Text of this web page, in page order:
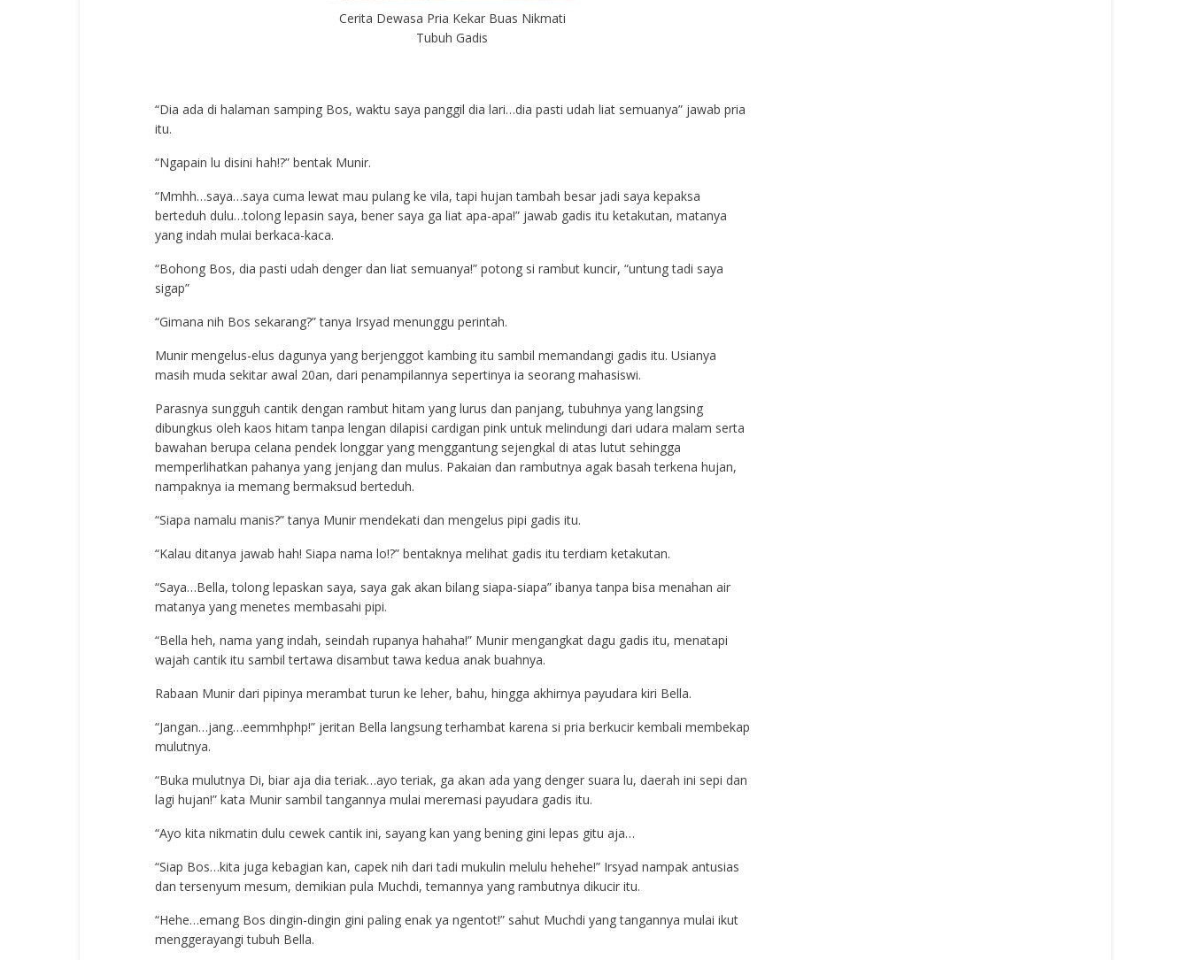
Cerita Dewasa Pria Kekar Buas Nikmati
Tubuh Gadis
“Dia ada di halaman samping Bos, waktu saya panggil dia lari…dia pasti udah liat semuanya” jawab pria
itu.
“Ngapain lu disini hah!?” bentak Munir.
“Mmhh…saya…saya cuma lewat mau pulang ke vila, tapi hujan tambah besar jadi saya kepaksa
berteduh dulu…tolong lepasin saya, bener saya ga liat apa-apa!” jawab gadis itu ketakutan, matanya
yang indah mulai berkaca-kaca.
“Bohong Bos, dia pasti udah denger dan liat semuanya!” potong si rambut kuncir, “untung tadi saya
sigap”
“Gimana nih Bos sekarang?” tanya Irsyad menunggu perintah.
Munir mengelus-elus dagunya yang berjenggot kambing itu sambil memandangi gadis itu. Usianya
masih muda sekitar awal 20an, dari penampilannya sepertinya ia seorang mahasiswi.
Parasnya sungguh cantik dengan rambut hitam yang lurus dan panjang, tubuhnya yang langsing
dibungkus oleh kaos hitam tanpa lengan dilapisi cardigan pink untuk melindungi dari udara malam serta
bawahan berupa celana pendek longgar yang menggantung sejengkal di atas lutut sehingga
memperlihatkan pahanya yang jenjang dan mulus. Pakaian dan rambutnya agak basah terkena hujan,
nampaknya ia memang bermaksud berteduh.
“Siapa namalu manis?” tanya Munir mendekati dan mengelus pipi gadis itu.
“Kalau ditanya jawab hah! Siapa nama lo!?” bentaknya melihat gadis itu terdiam ketakutan.
“Saya…Bella, tolong lepaskan saya, saya gak akan bilang siapa-siapa” ibanya tanpa bisa menahan air
matanya yang menetes membasahi pipi.
“Bella heh, nama yang indah, seindah rupanya hahaha!” Munir mengangkat dagu gadis itu, menatapi
wajah cantik itu sambil tertawa disambut tawa kedua anak buahnya.
Rabaan Munir dari pipinya merambat turun ke leher, bahu, hingga akhirnya payudara kiri Bella.
“Jangan…jang…eemmhphp!” jeritan Bella langsung terhambat karena si pria berkucir kembali membekap
mulutnya.
“Buka mulutnya Di, biar aja dia teriak…ayo teriak, ga akan ada yang denger suara lu, daerah ini sepi dan
lagi hujan!” kata Munir sambil tangannya mulai meremasi payudara gadis itu.
“Ayo kita nikmatin dulu cewek cantik ini, sayang kan yang bening gini lepas gitu aja…
“Siap Bos…kita juga kebagian kan, capek nih dari tadi mukulin melulu hehehe!” Irsyad nampak antusias
dan tersenyum mesum, demikian pula Muchdi, temannya yang rambutnya dikucir itu.
“Hehe…emang Bos dingin-dingin gini paling enak ya ngentot!” sahut Muchdi yang tangannya mulai ikut
menggerayangi tubuh Bella.